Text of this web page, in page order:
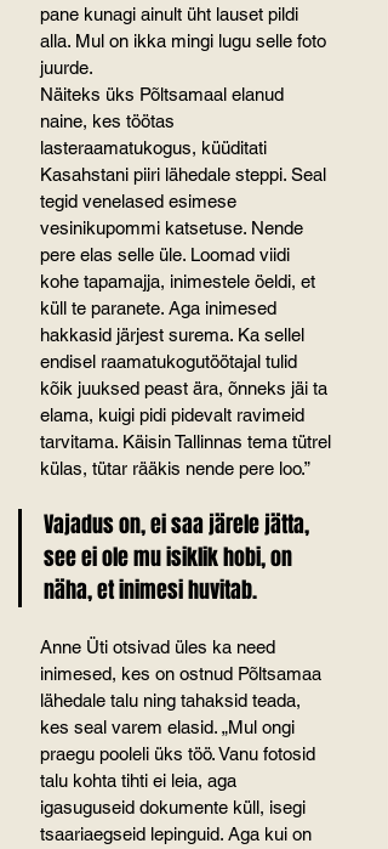
pane kunagi ainult üht lauset pildi
alla. Mul on ikka mingi lugu selle foto
juurde.
Näiteks üks Põltsamaal elanud
naine, kes töötas
lasteraamatukogus, küüditati
Kasahstani piiri lähedale steppi. Seal
tegid venelased esimese
vesinikupommi katsetuse. Nende
pere elas selle üle. Loomad viidi
kohe tapamajja, inimestele öeldi, et
küll te paranete. Aga inimesed
hakkasid järjest surema. Ka sellel
endisel raamatukogutöötajal tulid
kõik juuksed peast ära, õnneks jäi ta
elama, kuigi pidi pidevalt ravimeid
tarvitama. Käisin Tallinnas tema tütrel
külas, tütar rääkis nende pere loo.”
Vajadus on, ei saa järele jätta,
see ei ole mu isiklik hobi, on
näha, et inimesi huvitab.
Anne Üti otsivad üles ka need
inimesed, kes on ostnud Põltsamaa
lähedale talu ning tahaksid teada,
kes seal varem elasid. „Mul ongi
praegu pooleli üks töö. Vanu fotosid
talu kohta tihti ei leia, aga
igasuguseid dokumente küll, isegi
tsaariaegseid lepinguid. Aga kui on